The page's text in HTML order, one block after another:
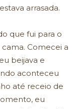
arrasada.
que fui para o
Comecei a
beijava e
aconteceu
até receio de
eu